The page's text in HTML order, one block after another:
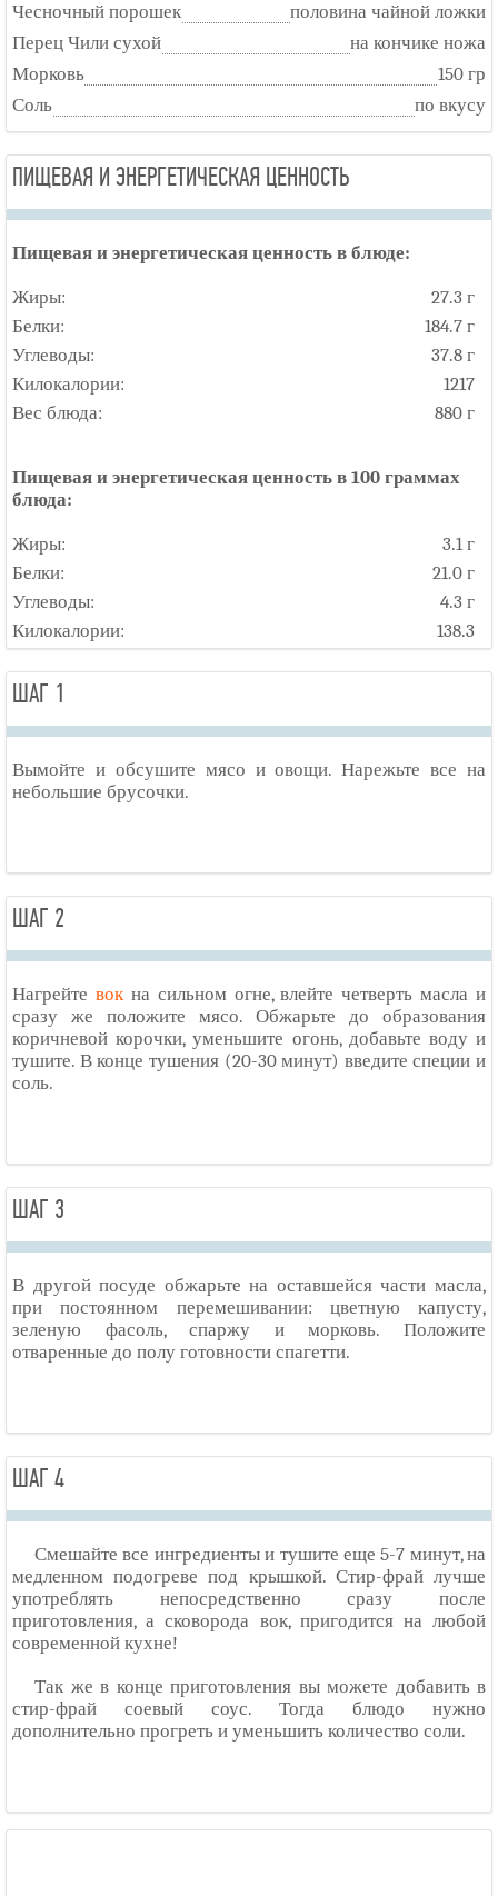
Чесночный порошек
половина чайной ложки
Перец Чили сухой
на кончике ножа
Морковь
150 гр
Соль
по вкусу
ПИЩЕВАЯ И ЭНЕРГЕТИЧЕСКАЯ ЦЕННОСТЬ
Пищевая и энергетическая ценность в блюде:
Жиры:
27.3 г
Белки:
184.7 г
Углеводы:
37.8 г
Килокалории:
1217
Вес блюда:
880 г
Пищевая и энергетическая ценность в 100 граммах
блюда:
Жиры:
3.1 г
Белки:
21.0 г
Углеводы:
4.3 г
Килокалории:
138.3
ШАГ 1
Вымойте и обсушите мясо и овощи. Нарежьте все на
небольшие брусочки.
ШАГ 2
Нагрейте вокна сильном огне, влейте четверть масла и
сразу же положите мясо. Обжарьте до образования
коричневой корочки, уменьшите огонь, добавьте воду и
тушите. В конце тушения (20-30 минут) введите специи и
соль.
ШАГ 3
В другой посуде обжарьте на оставшейся части масла,
при постоянном перемешивании: цветную капусту,
зеленую фасоль, спаржу и морковь. Положите
отваренные до полу готовности спагетти.
ШАГ 4
Смешайте все ингредиенты и тушите еще 5-7 минут, на
медленном подогреве под крышкой. Стир-фрай лучше
употреблять непосредственно сразу после
приготовления, а сковорода вок, пригодится на любой
современной кухне!
Так же в конце приготовления вы можете добавить в
стир-фрай соевый соус. Тогда блюдо нужно
дополнительно прогреть и уменьшить количество соли.